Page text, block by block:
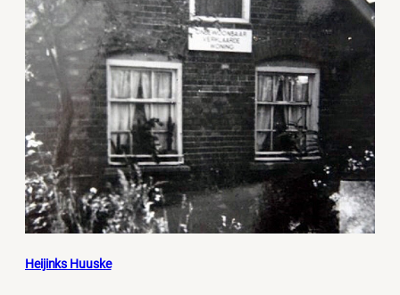
Heijinks Huuske